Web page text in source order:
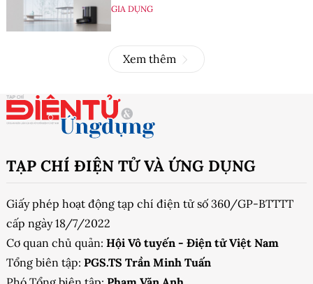
GIA DỤNG
Xem thêm
TẠP CHÍ ĐIỆN TỬ VÀ ỨNG DỤNG
Giấy phép hoạt động tạp chí điện tử số 360/GP-BTTTT
cấp ngày 18/7/2022
Cơ quan chủ quản: Hội Vô tuyến - Điện tử Việt Nam
Tổng biên tập: PGS.TS Trần Minh Tuấn